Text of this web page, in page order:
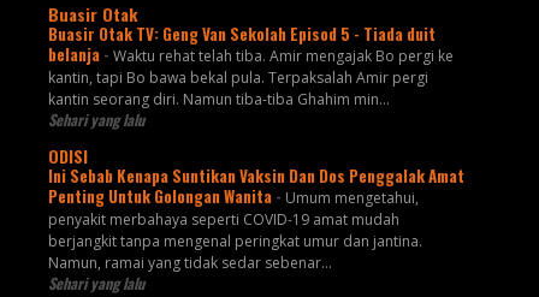
Buasir Otak
Buasir Otak TV: Geng Van Sekolah Episod 5 - Tiada duit
belanja - Waktu rehat telah tiba. Amir mengajak Bo pergi ke
kantin, tapi Bo bawa bekal pula. Terpaksalah Amir pergi
kantin seorang diri. Namun tiba-tiba Ghahim min...
Sehari yang lalu
ODISI
Ini Sebab Kenapa Suntikan Vaksin Dan Dos Penggalak Amat
Penting Untuk Golongan Wanita - Umum mengetahui,
penyakit merbahaya seperti COVID-19 amat mudah
berjangkit tanpa mengenal peringkat umur dan jantina.
Namun, ramai yang tidak sedar sebenar...
Sehari yang lalu